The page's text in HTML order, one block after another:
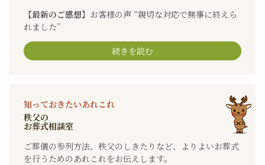
【最新のご感想】 お客様の声 “親切な対応で無事に終えら
れました”
続きを読む
知っておきたいあれこれ
秩父の
お葬式相談室
ご葬儀の参列方法、秩父のしきたりなど、よりよいお葬式
を行うためのあれこれをお伝えします。